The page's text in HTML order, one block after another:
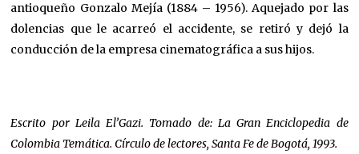
antioqueño Gonzalo Mejía (1884 – 1956). Aquejado por las
dolencias que le acarreó el accidente, se retiró y dejó la
conducción de la empresa cinematográfica a sus hijos.
Escrito por Leila El’Gazi. Tomado de: La Gran Enciclopedia de
Colombia Temática. Círculo de lectores, Santa Fe de Bogotá, 1993.